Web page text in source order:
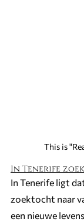
This is
In Tenerife
In Tenerife ligt
zoektocht naar
een nieuwe